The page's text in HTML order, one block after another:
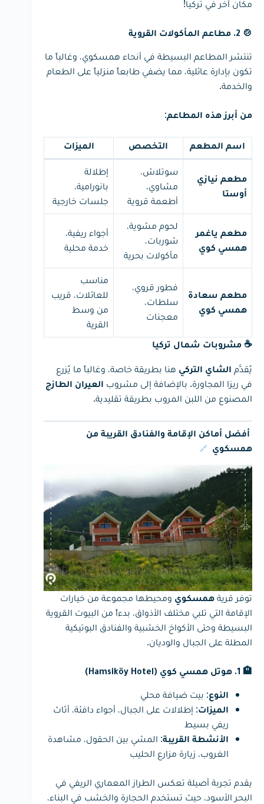
مكان آخر في تركيا!
🍲 2. مطاعم المأكولات القروية
تنتشر المطاعم البسيطة في أنحاء همسكوي، وغالباً ما
تكون بإدارة عائلية، مما يضفي طابعاً منزلياً على الطعام
والخدمة.
من أبرز هذه المطاعم:
اسم المطعم التخصص الميزات
مطعم نيازي
أوستا
سوتلاش،
مشاوي،
أطعمة قروية
إطلالة
بانورامية،
جلسات خارجية
مطعم ياغمر
همسي كوي
لحوم مشوية،
شوربات،
مأكولات بحرية
أجواء ريفية،
خدمة محلية
مطعم سعادة
همسي كوي
فطور قروي،
سلطات،
معجنات
مناسب
للعائلات، قريب
من وسط
القرية
☕ مشروبات شمال تركيا
يُقدَّم الشاي التركي هنا بطريقة خاصة، وغالباً ما يُزرع
في ريزا المجاورة. بالإضافة إلى مشروب العيران الطازج
المصنوع من اللبن المروب بطريقة تقليدية.
أفضل أماكن الإقامة والفنادق القريبة من
همسكوي
🔗
توفر قرية همسكوي ومحيطها مجموعة من خيارات
الإقامة التي تلبي مختلف الأذواق، بدءاً من البيوت القروية
البسيطة وحتى الأكواخ الخشبية والفنادق البوتيكية
المطلة على الجبال والوديان.
🏨 1. هوتل همسي كوي (Hamsiköy Hotel)
النوع: بيت ضيافة محلي
الميزات: إطلالات على الجبال، أجواء دافئة، أثاث
ريفي بسيط
الأنشطة القريبة: المشي بين الحقول، مشاهدة
الغروب، زيارة مزارع الحليب
يقدم تجربة أصيلة تعكس الطراز المعماري الريفي في
البحر الأسود، حيث تستخدم الحجارة والخشب في البناء،